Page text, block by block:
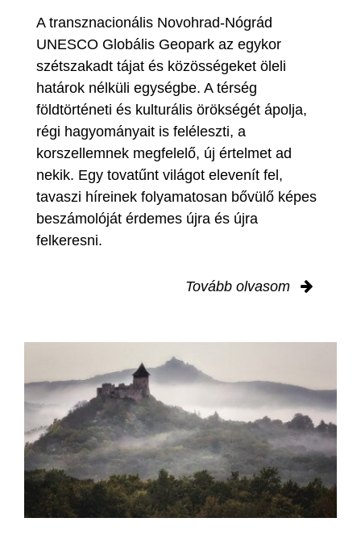
A transznacionális Novohrad-Nógrád
UNESCO Globális Geopark az egykor
szétszakadt tájat és közösségeket öleli
határok nélküli egységbe. A térség
földtörténeti és kulturális örökségét ápolja,
régi hagyományait is feléleszti, a
korszellemnek megfelelő, új értelmet ad
nekik. Egy tovatűnt világot elevenít fel,
tavaszi híreinek folyamatosan bővülő képes
beszámolóját érdemes újra és újra
felkeresni.
Tovább olvasom